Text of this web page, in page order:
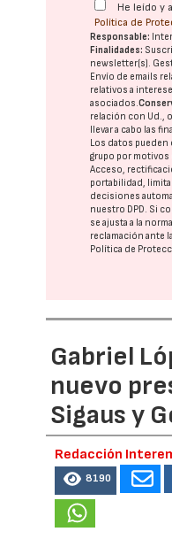
He leído y
Política de
Responsable:
Finalidades:
newsletter(s).
Envío de emails
relativos a
asociados.
relación con Ud.,
llevar a cabo las
Los datos pueden
grupo por motivos
Acceso,
portabilidad,
decisiones
nuestro DPD. Si
se ajusta a la
reclamación ante
Política de
Gabriel
nuevo
Sigaus y
Redacción
8190